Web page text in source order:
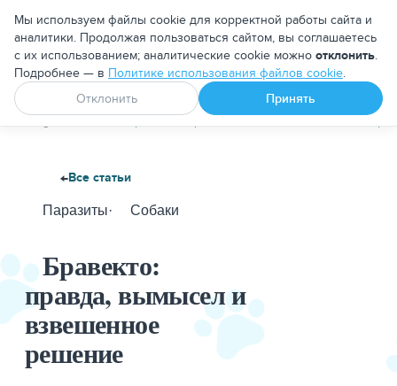
Москва
Апоквел Ветмедин От блох и клещей
PetDog Блог Бравекто: правда, вымысел и взвешенное
←Все статьи
Паразиты· Собаки
Бравекто:
правда, вымысел и
взвешенное
решение
Мы используем файлы cookie для корректной работы сайта и
аналитики. Продолжая пользоваться сайтом, вы соглашаетесь
с их использованием; аналитические cookie можно отклонить.
Подробнее — в Политике использования файлов cookie.
Отклонить
Принять